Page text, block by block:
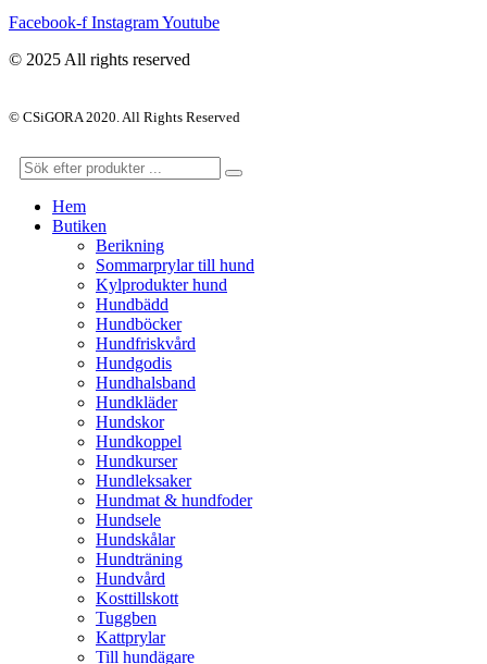
Facebook-f InstagramYoutube
© 2025 All rights reserved
© CSiGORA 2020. All Rights Reserved
Hem
Butiken
Berikning
Sommarprylar till hund
Kylprodukter hund
Hundbädd
Hundböcker
Hundfriskvård
Hundgodis
Hundhalsband
Hundkläder
Hundskor
Hundkoppel
Hundkurser
Hundleksaker
Hundmat & hundfoder
Hundsele
Hundskålar
Hundträning
Hundvård
Kosttillskott
Tuggben
Kattprylar
Till hundägare